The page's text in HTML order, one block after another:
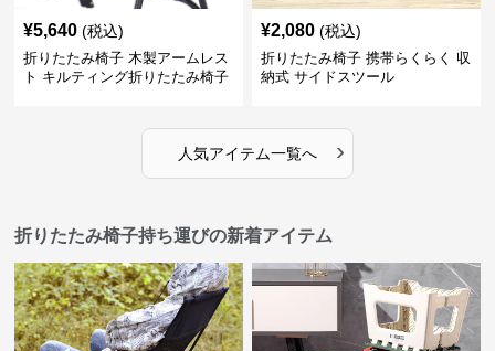
¥5,640 (税込)
折りたたみ椅子 木製アームレス
ト キルティング折りたたみ椅子
¥2,080 (税込)
折りたたみ椅子 携帯らくらく 収
納式 サイドスツール
人気アイテム一覧へ ›
折りたたみ椅子持ち運びの新着アイテム